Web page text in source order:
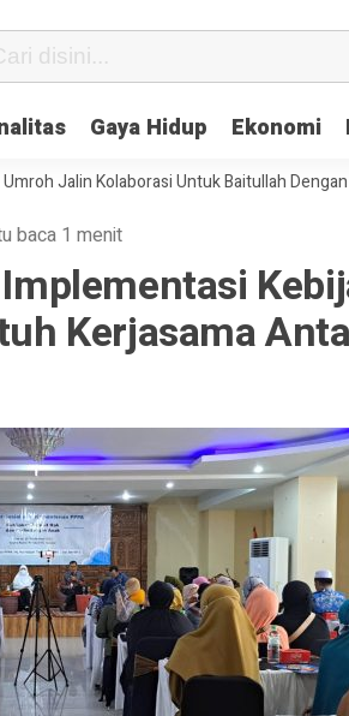
Gaya Hidup Ekonomi
Kolaborasi Untuk Baitullah Dengan
baca 1 menit
Kerjasama